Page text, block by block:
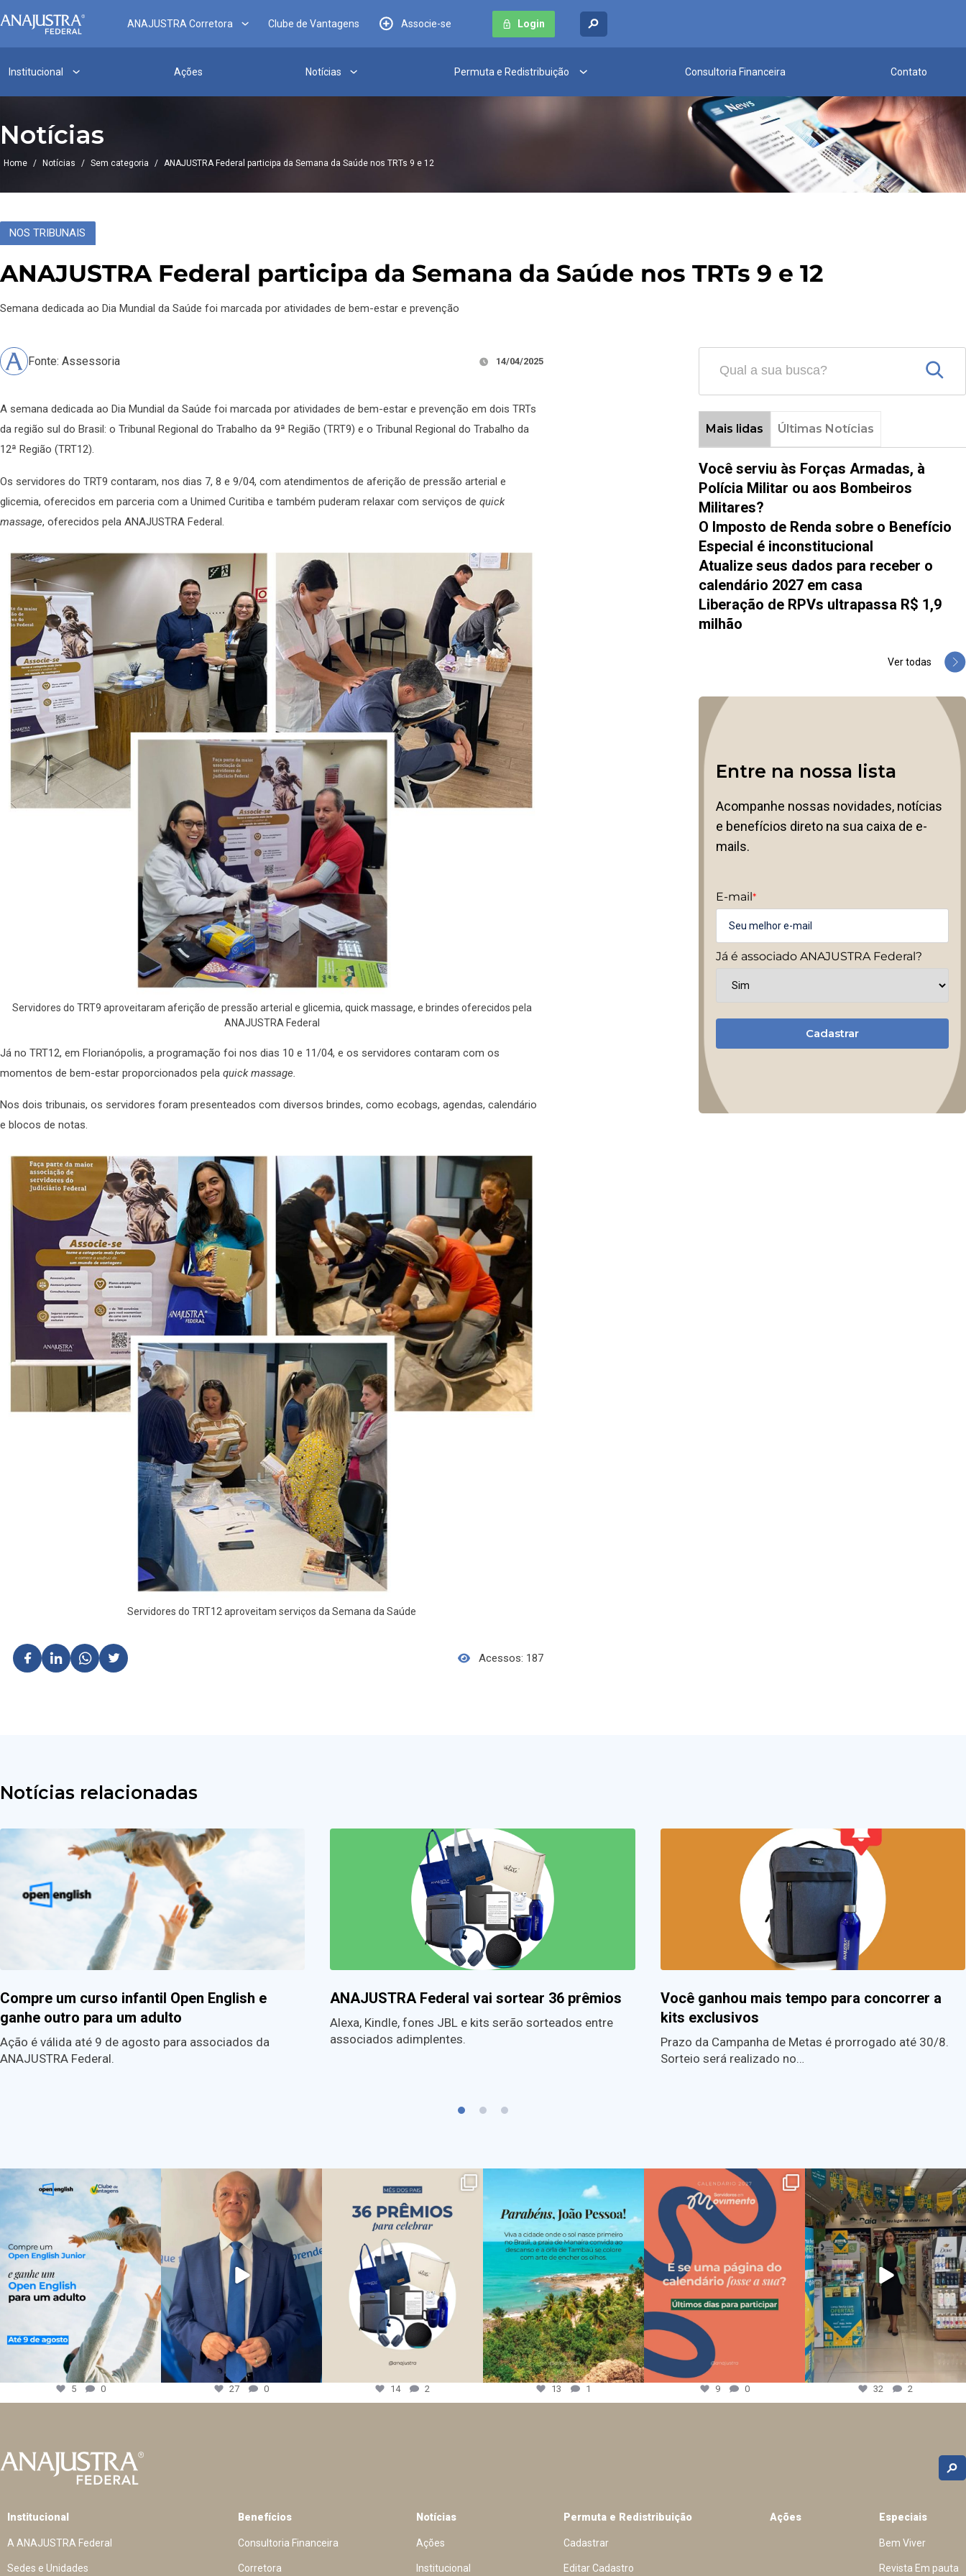
ANAJUSTRA Corretora Clube de Vantagens Associe-se Login
Institucional Ações Notícias Permuta e Redistribuição Consultoria Financeira Contato
Notícias
Home / Notícias / Sem categoria / ANAJUSTRA Federal participa da Semana da Saúde nos TRTs 9 e 12
NOS TRIBUNAIS
ANAJUSTRA Federal participa da Semana da Saúde nos TRTs 9 e 12
Semana dedicada ao Dia Mundial da Saúde foi marcada por atividades de bem-estar e prevenção
Fonte: Assessoria 14/04/2025
A semana dedicada ao Dia Mundial da Saúde foi marcada por atividades de bem-estar e prevenção em dois TRTs
da região sul do Brasil: o Tribunal Regional do Trabalho da 9ª Região (TRT9) e o Tribunal Regional do Trabalho da
12ª Região (TRT12).
Os servidores do TRT9 contaram, nos dias 7, 8 e 9/04, com atendimentos de aferição de pressão arterial e
glicemia, oferecidos em parceria com a Unimed Curitiba e também puderam relaxar com serviços de quick
massage, oferecidos pela ANAJUSTRA Federal.
Servidores do TRT9 aproveitaram aferição de pressão arterial e glicemia, quick massage, e brindes oferecidos pela
ANAJUSTRA Federal
Já no TRT12, em Florianópolis, a programação foi nos dias 10 e 11/04, e os servidores contaram com os
momentos de bem-estar proporcionados pela quick massage.
Nos dois tribunais, os servidores foram presenteados com diversos brindes, como ecobags, agendas, calendário
e blocos de notas.
Servidores do TRT12 aproveitam serviços da Semana da Saúde
Acessos: 187
Mais lidas Últimas Notícias
Você serviu às Forças Armadas, à
Polícia Militar ou aos Bombeiros
Militares?
O Imposto de Renda sobre o Benefício
Especial é inconstitucional
Atualize seus dados para receber o
calendário 2027 em casa
Liberação de RPVs ultrapassa R$ 1,9
milhão
Ver todas
Entre na nossa lista
Acompanhe nossas novidades, notícias
e benefícios direto na sua caixa de e-
mails.
E-mail*
Já é associado ANAJUSTRA Federal?
Cadastrar
Notícias relacionadas
Compre um curso infantil Open English e
ganhe outro para um adulto
Ação é válida até 9 de agosto para associados da
ANAJUSTRA Federal.
ANAJUSTRA Federal vai sortear 36 prêmios
Alexa, Kindle, fones JBL e kits serão sorteados entre
associados adimplentes.
Você ganhou mais tempo para concorrer a
kits exclusivos
Prazo da Campanha de Metas é prorrogado até 30/8.
Sorteio será realizado no…
5 0 27 0 14 2 13 1 9 0 32 2
Institucional
A ANAJUSTRA Federal
Sedes e Unidades
Benefícios
Consultoria Financeira
Corretora
Notícias
Ações
Institucional
Permuta e Redistribuição
Cadastrar
Editar Cadastro
Ações Especiais
Bem Viver
Revista Em pauta